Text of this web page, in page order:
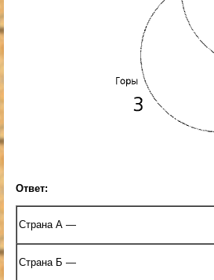
Ответ:
Страна А —
Страна Б —